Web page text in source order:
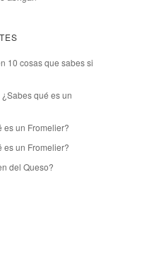
10 cosas que sabes si
¿Sabes qué es un
es un Fromelier?
es un Fromelier?
del Queso?